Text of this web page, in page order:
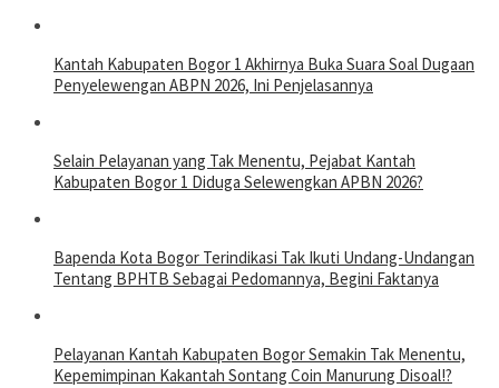
Kantah Kabupaten Bogor 1 Akhirnya Buka Suara Soal Dugaan
Penyelewengan ABPN 2026, Ini Penjelasannya
Selain Pelayanan yang Tak Menentu, Pejabat Kantah
Kabupaten Bogor 1 Diduga Selewengkan APBN 2026?
Bapenda Kota Bogor Terindikasi Tak Ikuti Undang-Undangan
Tentang BPHTB Sebagai Pedomannya, Begini Faktanya
Pelayanan Kantah Kabupaten Bogor Semakin Tak Menentu,
Kepemimpinan Kakantah Sontang Coin Manurung Disoal!?